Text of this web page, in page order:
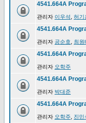
4541.664A
관리자 이우석 허기
4541.664A
관리자 공순호 최원
4541.664A
관리자 오학주
4541.664A
관리자 박대준
4541.664A
관리자 오학주 진민